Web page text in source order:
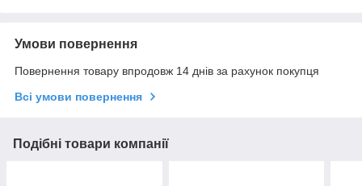
Умови повернення
Повернення товару впродовж 14 днів за рахунок покупця
Всі умови повернення
Подібні товари компанії